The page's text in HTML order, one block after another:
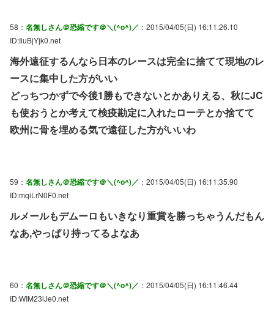
58： 名無しさん＠恐縮です＠＼(^o^)／ ：2015/04/05(日) 16:11:26.10
ID:IiuBjYjk0.net
海外遠征するんなら日本のレースは完全に捨てて現地のレ
ースに集中した方がいい
どっちつかずで今後1勝もできないとかありえる、秋にJC
も使おうとか考えて検疫勘定に入れたローテとか捨てて
欧州に骨を埋める気で遠征した方がいいわ
59： 名無しさん＠恐縮です＠＼(^o^)／ ：2015/04/05(日) 16:11:35.90
ID:mqiLrN0F0.net
ルメールもデムーロもいきなり重賞を勝っちゃうんだもん
なあ,やっぱり持ってるよなあ
60： 名無しさん＠恐縮です＠＼(^o^)／ ：2015/04/05(日) 16:11:46.44
ID:WIM23lJe0.net